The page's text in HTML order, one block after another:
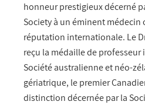
honneur prestigieux décerné
Society à un éminent
réputation internationale. Le
reçu la médaille de
Société australienne et néo-
gériatrique, le premier
distinction décernée par la